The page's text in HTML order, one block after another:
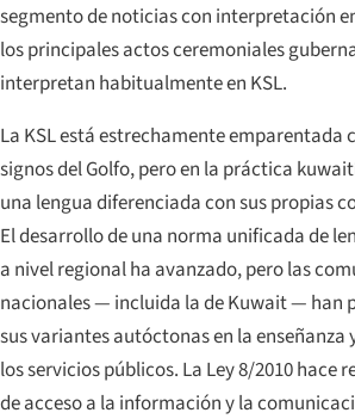
segmento de noticias con interpretación
los principales actos ceremoniales
interpretan habitualmente en KSL.
La KSL está estrechamente emparentada
signos del Golfo, pero en la práctica
una lengua diferenciada con sus propias
El desarrollo de una norma unificada de
a nivel regional ha avanzado, pero las
nacionales — incluida la de Kuwait — han
sus variantes autóctonas en la
los servicios públicos. La Ley 8/2010 hace
de acceso a la información y la